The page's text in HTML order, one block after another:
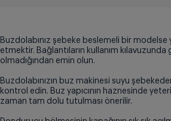
Buzdolabınız şebeke beslemeli bir modelse
etmektir. Bağlantıların kullanım kılavuzunda
olmadığından emin olun.
Buzdolabınızın buz makinesi suyu
kontrol edin. Buz yapıcının haznesinde
zaman tam dolu tutulması önerilir.